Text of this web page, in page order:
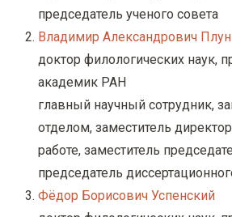
председатель ученого совета
Владимир Александрович
доктор филологических наук,
академик РАН
главный научный сотрудник,
отделом, заместитель
работе, заместитель
председатель
Фёдор Борисович Успенский